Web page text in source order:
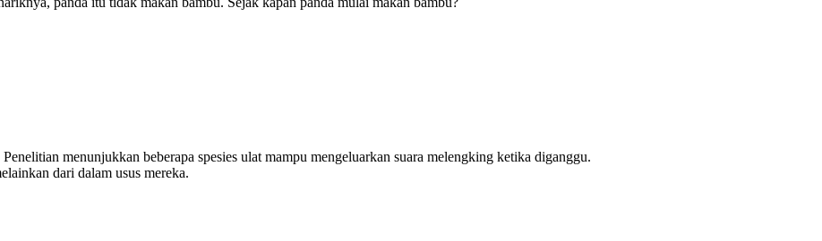
menunjukkan beberapa spesies ulat mampu mengeluarkan suara melengking ketika diganggu.
dari dalam usus mereka.